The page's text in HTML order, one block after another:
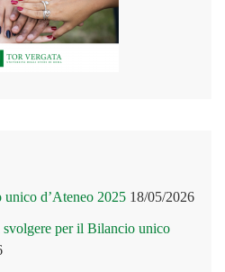
d’Ateneo 2025 18/05/2026
per il Bilancio unico